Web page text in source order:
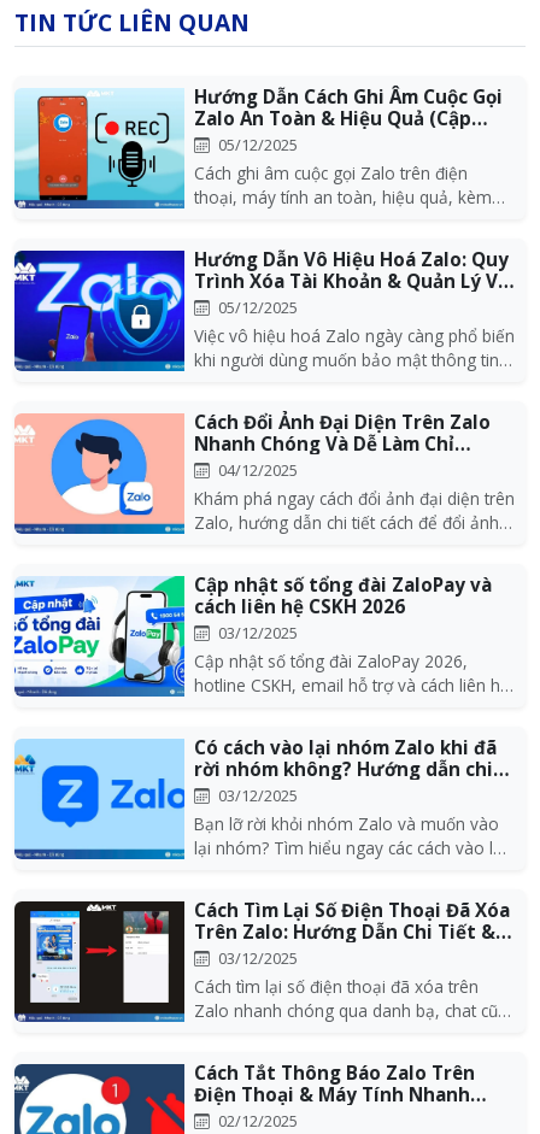
TIN TỨC LIÊN QUAN
Hướng Dẫn Cách Ghi Âm Cuộc Gọi
Zalo An Toàn & Hiệu Quả (Cập
Nhật Mới)
05/12/2025
Cách ghi âm cuộc gọi Zalo trên điện
thoại, máy tính an toàn, hiệu quả, kèm
Hướng Dẫn Vô Hiệu Hoá Zalo: Quy
Trình Xóa Tài Khoản & Quản Lý Vi
Phạm...
05/12/2025
Việc vô hiệu hoá Zalo ngày càng phổ biến
khi người dùng muốn bảo mật thông tin,
Cách Đổi Ảnh Đại Diện Trên Zalo
Nhanh Chóng Và Dễ Làm Chỉ
Trong 15 Giâ...
04/12/2025
Khám phá ngay cách đổi ảnh đại diện trên
Zalo, hướng dẫn chi tiết cách để đổi ảnh
Cập nhật số tổng đài ZaloPay và
cách liên hệ CSKH 2026
03/12/2025
Cập nhật số tổng đài ZaloPay 2026,
hotline CSKH, email hỗ trợ và cách liên hệ
Có cách vào lại nhóm Zalo khi đã
rời nhóm không? Hướng dẫn chi
tiết 20...
03/12/2025
Bạn lỡ rời khỏi nhóm Zalo và muốn vào
lại nhóm? Tìm hiểu ngay các cách vào lại
Cách Tìm Lại Số Điện Thoại Đã Xóa
Trên Zalo: Hướng Dẫn Chi Tiết &
Hiệu...
03/12/2025
Cách tìm lại số điện thoại đã xóa trên
Zalo nhanh chóng qua danh bạ, chat cũ,
Cách Tắt Thông Báo Zalo Trên
Điện Thoại & Máy Tính Nhanh
Nhất 2026
02/12/2025